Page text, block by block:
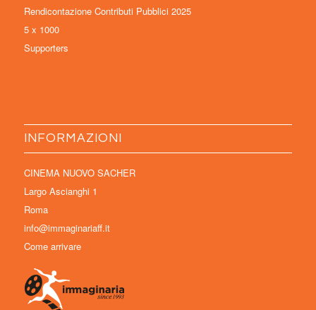
Rendicontazione Contributi Pubblici 2025
5 x 1000
Supporters
INFORMAZIONI
CINEMA NUOVO SACHER
Largo Ascianghi 1
Roma
info@immaginariaff.it
Come arrivare